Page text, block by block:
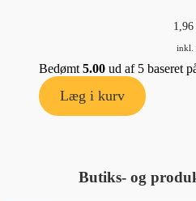
1,96
inkl.
Bedømt 5.00 ud af 5 baseret
Læg i kurv
Butiks- og